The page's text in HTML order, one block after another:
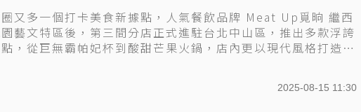
又多一個打卡美食新據點，人氣餐飲品牌 Meat Up覓晌 繼西
藝文特區後，第三間分店正式進駐台北中山區，推出多款浮誇
，從巨無霸帕妃杯到酸甜芒果火鍋，店內更以現代風格打造，
2025-08-15 11:30